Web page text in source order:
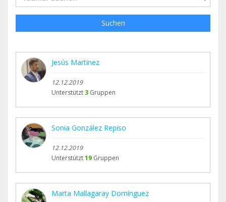
Suchen
Jesús Martinez
12.12.2019
Unterstützt 3 Gruppen
Sonia González Repiso
12.12.2019
Unterstützt19 Gruppen
Marta Mallagaray Domínguez